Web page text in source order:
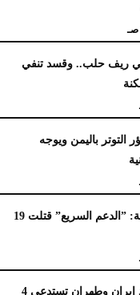
ريف حلب.. وقسد تنفي
التوتر باليمن ويوجه
السودان .. القوة المشتركة: ”الدعم السريع” قتلت 19
الاتحاد الأوروبي يصعّد ضد إيران وطهران تستدعي 4